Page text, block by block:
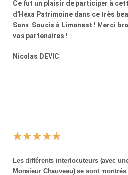
Ce fut un plaisir de participer à
d'Hexa Patrimoine dans ce très
Sans-Soucis à Limonest ! Merci
vos partenaires !
Nicolas DEVIC
★★★★★
Les différents interlocuteurs (avec
Monsieur Chauveau) se sont